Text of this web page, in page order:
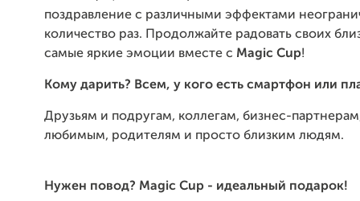
поздравление с различными эффектами
количество раз. Продолжайте радовать своих
самые яркие эмоции вместе с Magic Cup!
Кому дарить? Всем, у кого есть смартфон или
Друзьям и подругам, коллегам, бизнес-
любимым, родителям и просто близким людям.
Нужен повод? Magic Cup - идеальный подарок!